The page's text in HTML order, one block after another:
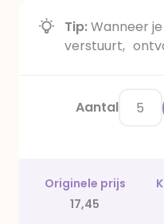
Tip:Wanneer
verstuurt,
Aantal
Originele prijs
17,45